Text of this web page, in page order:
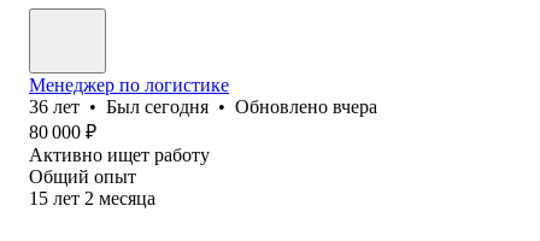
Менеджер по логистике
36 лет • Был сегодня • Обновлено вчера
80 000 ₽
Активно ищет работу
Общий опыт
15 лет 2 месяца